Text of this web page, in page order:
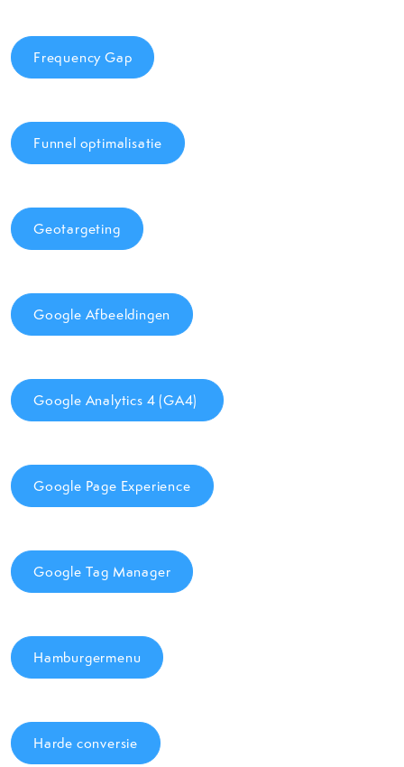
Frequency Gap
Funnel optimalisatie
Geotargeting
Google Afbeeldingen
Google Analytics 4 (GA4)
Google Page Experience
Google Tag Manager
Hamburgermenu
Harde conversie